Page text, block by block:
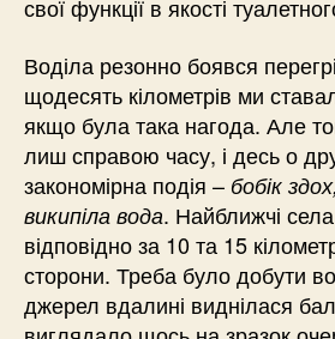
свої функції в якості
Воділа резонно боявся
щодесять кілометрів ми
якщо була така нагода. Але
лиш справою часу, і десь о
закономірна подія – бобік
википіла вода. Найближчі
відповідно за 10 та 15
сторони. Треба було добути
джерел вдалині виднілася